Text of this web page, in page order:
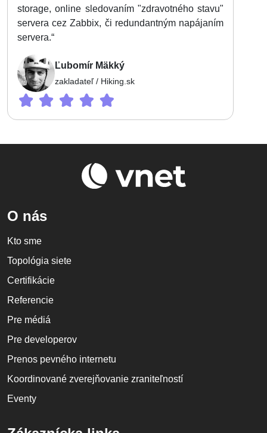
storage, online sledovaním "zdravotného stavu"
servera cez Zabbix, či redundantným napájaním
servera.“
Ľubomír Mäkký
zakladateľ / Hiking.sk
O nás
Kto sme
Topológia siete
Certifikácie
Referencie
Pre médiá
Pre developerov
Prenos pevného internetu
Koordinované zverejňovanie zraniteľností
Eventy